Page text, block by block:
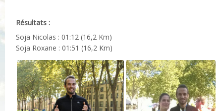
Résultats :
Soja Nicolas : 01:12 (16,2 Km)
Soja Roxane : 01:51 (16,2 Km)